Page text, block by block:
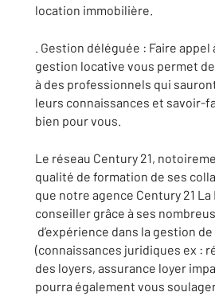
location immobilière.
. Gestion déléguée : Faire appel
gestion locative vous permet
à des professionnels qui
leurs connaissances et savoir-
bien pour vous.
Le réseau Century 21,
qualité de formation de ses
que notre agence Century 21
conseiller grâce à ses
d’expérience dans la gestion
(connaissances juridiques ex :
des loyers, assurance loyer
pourra également vous